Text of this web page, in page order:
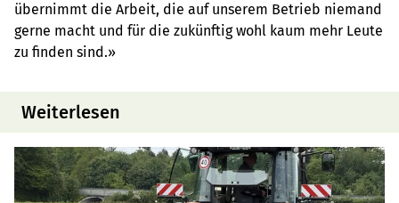
übernimmt die Arbeit, die auf unserem Betrieb niemand
gerne macht und für die zukünftig wohl kaum mehr Leute
zu finden sind.»
Weiterlesen